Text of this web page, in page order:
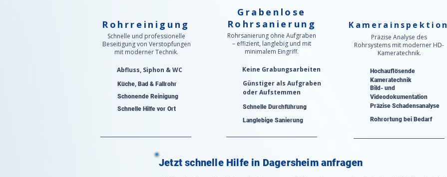
Rohrreinigung
Schnelle und professionelle
Beseitigung von Verstopfungen
mit moderner Technik.
Abfluss, Siphon & WC
Küche, Bad & Fallrohr
Schonende Reinigung
Schnelle Hilfe vor Ort
Grabenlose
Rohrsanierung
Rohrsanierung ohne Aufgraben
– effizient, langlebig und mit
minimalem Eingriff.
Keine Grabungsarbeiten
Günstiger als Aufgraben
oder Aufstemmen
Schnelle Durchführung
Langlebige Sanierung
Kamerainspektion
Präzise Analyse des
Rohrsystems mit moderner HD-
Kameratechnik.
Hochauflösende
Kameratechnik
Bild- und
Videodokumentation
Präzise Schadensanalyse​
Rohrortung bei Bedarf
Jetzt schnelle Hilfe in Dagersheim anfragen